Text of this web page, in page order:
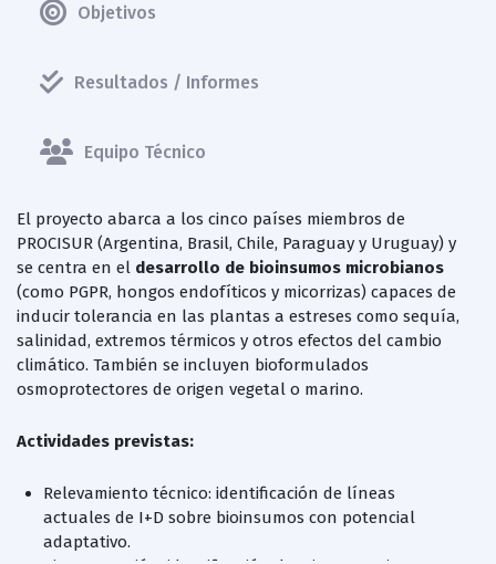
Objetivos
Resultados / Informes
Equipo Técnico
El proyecto abarca a los cinco países miembros de
PROCISUR (Argentina, Brasil, Chile, Paraguay y Uruguay) y
se centra en el desarrollo de bioinsumos microbianos
(como PGPR, hongos endofíticos y micorrizas) capaces de
inducir tolerancia en las plantas a estreses como sequía,
salinidad, extremos térmicos y otros efectos del cambio
climático. También se incluyen bioformulados
osmoprotectores de origen vegetal o marino.
Actividades previstas:
Relevamiento técnico: identificación de líneas
actuales de I+D sobre bioinsumos con potencial
adaptativo.